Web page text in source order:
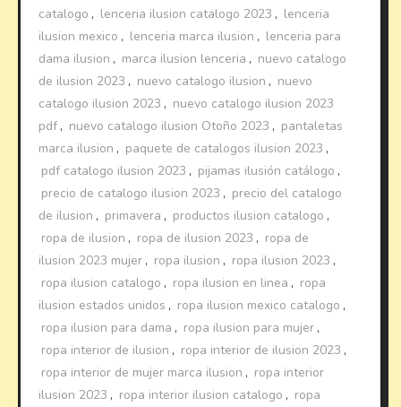
catalogo , lenceria ilusion catalogo 2023 , lenceria
ilusion mexico , lenceria marca ilusion , lenceria para
dama ilusion , marca ilusion lenceria , nuevo catalogo
de ilusion 2023 , nuevo catalogo ilusion , nuevo
catalogo ilusion 2023 , nuevo catalogo ilusion 2023
pdf , nuevo catalogo ilusion Otoño 2023 , pantaletas
marca ilusion , paquete de catalogos ilusion 2023 ,
pdf catalogo ilusion 2023 , pijamas ilusión catálogo ,
precio de catalogo ilusion 2023 , precio del catalogo
de ilusion , primavera , productos ilusion catalogo ,
ropa de ilusion , ropa de ilusion 2023 , ropa de
ilusion 2023 mujer , ropa ilusion , ropa ilusion 2023 ,
ropa ilusion catalogo , ropa ilusion en linea , ropa
ilusion estados unidos , ropa ilusion mexico catalogo ,
ropa ilusion para dama , ropa ilusion para mujer ,
ropa interior de ilusion , ropa interior de ilusion 2023 ,
ropa interior de mujer marca ilusion , ropa interior
ilusion 2023 , ropa interior ilusion catalogo , ropa